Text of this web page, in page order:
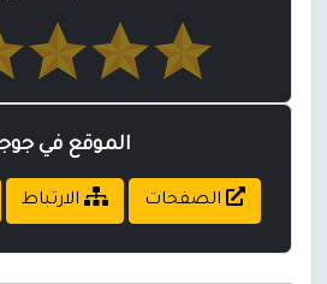
الموقع في
الصفحات الارتباط